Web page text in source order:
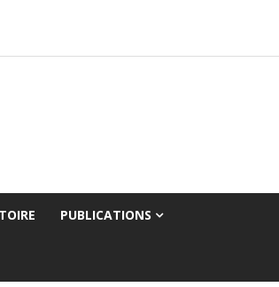
PUBLICATIONS